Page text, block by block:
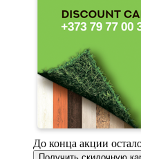
До конца акции